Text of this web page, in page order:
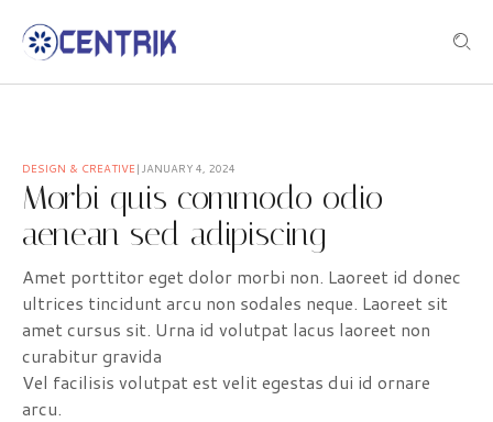
DESIGN & CREATIVE JANUARY 4, 2024
Morbi quis commodo odio
aenean sed adipiscing
Amet porttitor eget dolor morbi non. Laoreet id donec
ultrices tincidunt arcu non sodales neque. Laoreet sit
amet cursus sit. Urna id volutpat lacus laoreet non
curabitur gravida
Vel facilisis volutpat est velit egestas dui id ornare
arcu.